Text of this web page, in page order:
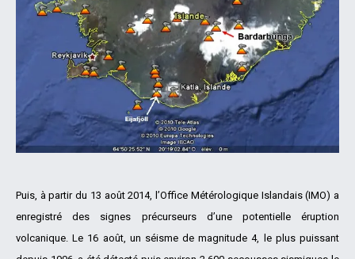
Puis, à partir du 13 août 2014, l’Office Métérologique Islandais (IMO) a
enregistré des signes précurseurs d’une potentielle éruption
volcanique. Le 16 août, un séisme de magnitude 4, le plus puissant